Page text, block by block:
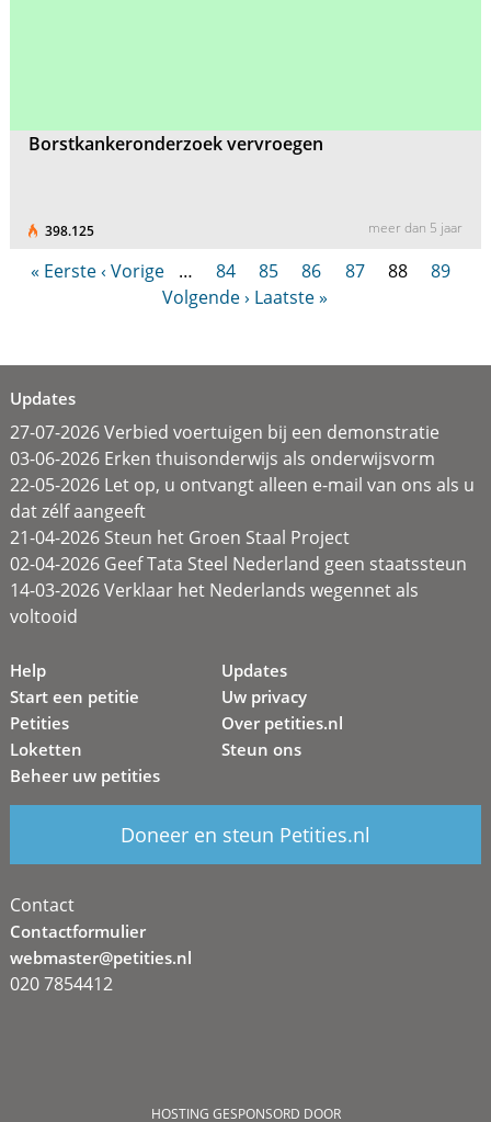
Borstkankeronderzoek vervroegen
398.125 meer dan 5 jaar
« Eerste‹ Vorige … 84 85 86 87 88
89
Volgende › Laatste »
Updates
27-07-2026 Verbied voertuigen bij een demonstratie
03-06-2026 Erken thuisonderwijs als onderwijsvorm
22-05-2026 Let op, u ontvangt alleen e-mail van ons als u
dat zélf aangeeft
21-04-2026 Steun het Groen Staal Project
02-04-2026 Geef Tata Steel Nederland geen staatssteun
14-03-2026 Verklaar het Nederlands wegennet als
voltooid
Help
Start een petitie
Petities
Loketten
Beheer uw petities
Updates
Uw privacy
Over petities.nl
Steun ons
Doneer en steun Petities.nl
Contact
Contactformulier
webmaster@petities.nl
020 7854412
HOSTING GESPONSORD DOOR